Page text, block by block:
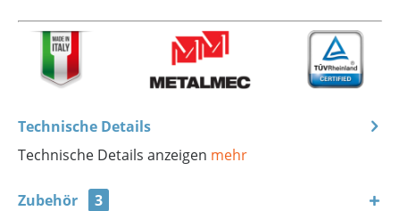
Technische Details
Technische Details anzeigen mehr
Zubehör
3